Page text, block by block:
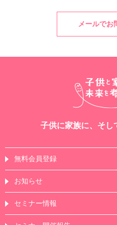
メールでお
子供に家族に、そ
無料会員登録
お知らせ
セミナー情報